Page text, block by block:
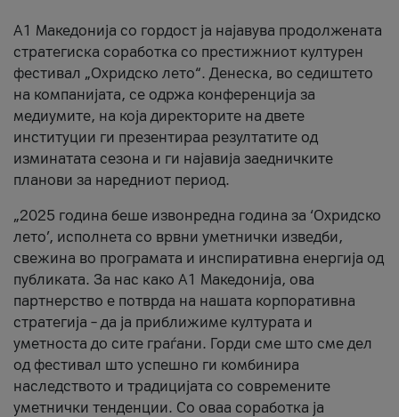
A1 Македонија со гордост ја најавува продолжената
стратегиска соработка со престижниот културен
фестивал „Охридско лето“. Денеска, во седиштето
на компанијата, се одржа конференција за
медиумите, на која директорите на двете
институции ги презентираа резултатите од
изминатата сезона и ги најавија заедничките
планови за наредниот период.
„2025 година беше извонредна година за ‘Охридско
лето’, исполнета со врвни уметнички изведби,
свежина во програмата и инспиративна енергија од
публиката. За нас како A1 Македонија, ова
партнерство е потврда на нашата корпоративна
стратегија – да ја приближиме културата и
уметноста до сите граѓани. Горди сме што сме дел
од фестивал што успешно ги комбинира
наследството и традицијата со современите
уметнички тенденции. Со оваа соработка ја